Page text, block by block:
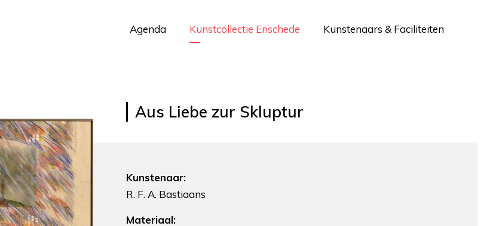
Agenda Kunstcollectie Enschede Kunstenaars & Faciliteiten
Aus Liebe zur Skluptur
Kunstenaar:
R. F. A. Bastiaans
Materiaal: